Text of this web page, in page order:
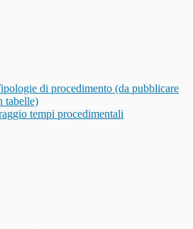
di procedimento (da pubblicare
tabelle)
tempi procedimentali